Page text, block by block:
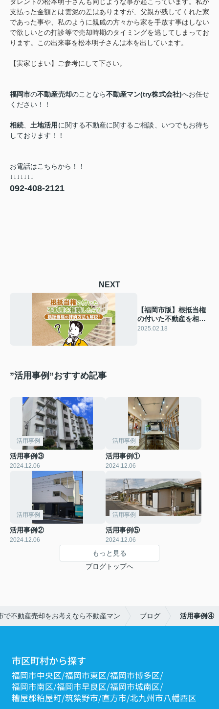
タレントの松本明子さんも同じような事が起こっています。私が
支払った金額とは雲泥の差はありますが、父親が残してくれた家
であった事や、私のように親戚の方々から家を手放す事はしない
で欲しいとの打診等で売却時期のタイミングを逃してしまってお
ります。この出来事を松本明子さんは本を出しています。
【実家じまい】ご参考にして下さい。
福岡市の不動産売却のことなら不動産マン(try株式会社)へお任せ
ください！！
相続、土地活用 に関する不動産に関するご相談、いつでもお待ち
しております！！
お電話はこちらから！！
↓↓↓↓↓↓↓
092-408-2121
NEXT
【福岡市版】根抵当権
の付いた不動産を相続
したら？根抵当権の抹
2025.02.18
”活用事例”おすすめ記事
活用事例
活用事例③
2024.12.06
活用事例
活用事例①
2024.12.06
活用事例
活用事例②
2024.12.06
活用事例
活用事例⑤
2024.12.06
もっと見る
ブログトップへ
で不動産売却をお考えなら不動産マン ブログ 活用事例④
市区町村から探す
福岡市中央区 福岡市東区 福岡市博多区
福岡市南区 福岡市早良区 福岡市城南区
糟屋郡粕屋町 筑紫野市 直方市 北九州市八幡西区